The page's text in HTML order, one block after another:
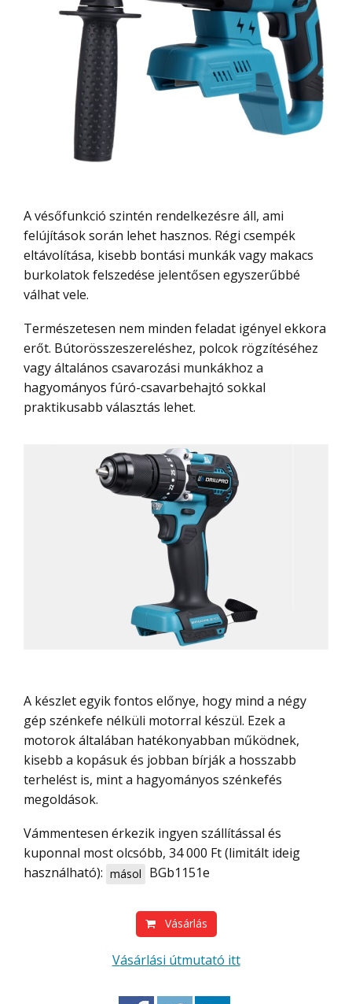
A vésőfunkció szintén rendelkezésre áll, ami
felújítások során lehet hasznos. Régi csempék
eltávolítása, kisebb bontási munkák vagy makacs
burkolatok felszedése jelentősen egyszerűbbé
válhat vele.
Természetesen nem minden feladat igényel ekkora
erőt. Bútorösszeszereléshez, polcok rögzítéséhez
vagy általános csavarozási munkákhoz a
hagyományos fúró-csavarbehajtó sokkal
praktikusabb választás lehet.
A készlet egyik fontos előnye, hogy mind a négy
gép szénkefe nélküli motorral készül. Ezek a
motorok általában hatékonyabban működnek,
kisebb a kopásuk és jobban bírják a hosszabb
terhelést is, mint a hagyományos szénkefés
megoldások.
Vámmentesen érkezik ingyen szállítással és
kuponnal most olcsóbb, 34 000 Ft (limitált ideig
használható): másol BGb1151e
Vásárlás
Vásárlási útmutató itt